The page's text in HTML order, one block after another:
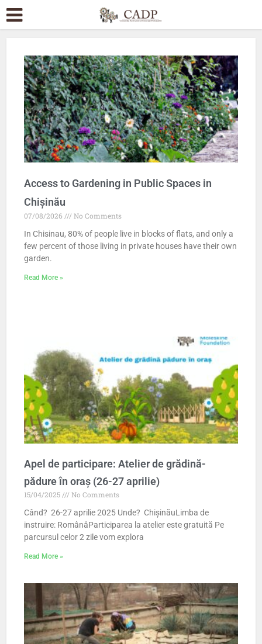
Access to Gardening in Public Spaces in
Chișinău
07/08/2026
No Comments
In Chisinau, 80% of people live in blocks of flats, and only a
few percent of those living in private houses have their own
garden.
Read More »
Apel de participare: Atelier de grădină-
pădure în oraș (26-27 aprilie)
15/04/2025
No Comments
Când? 26-27 aprilie 2025 Unde? ChișinăuLimba de
instruire: RomânăParticiparea la atelier este gratuită Pe
parcursul celor 2 zile vom explora
Read More »